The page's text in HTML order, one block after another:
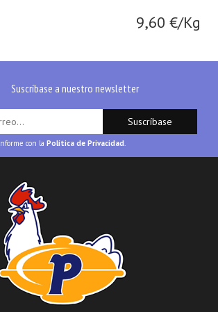
9,60 €/Kg
Suscríbase a nuestro newsletter
Suscríbase
con la Política de Privacidad.